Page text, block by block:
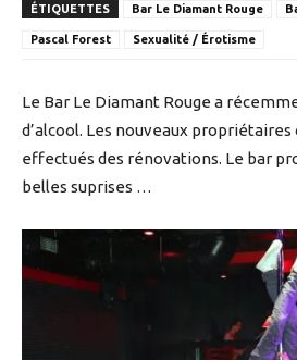
ÉTIQUETTES Bar Le Diamant Rouge
Pascal Forest Sexualité / Érotisme
Le Bar Le Diamant Rouge a
d’alcool. Les nouveaux
effectués des rénovations. Le bar
belles suprises …